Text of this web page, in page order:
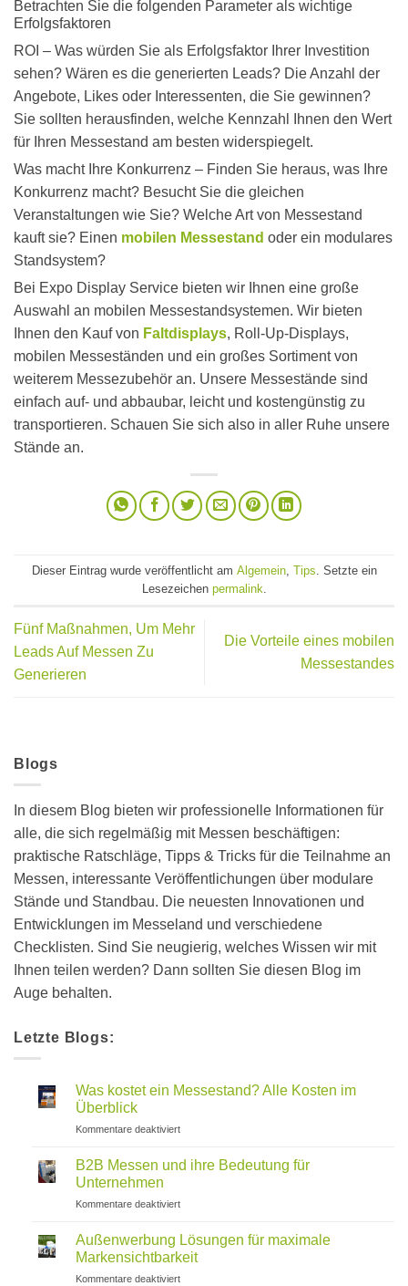
Betrachten Sie die folgenden Parameter als wichtige
Erfolgsfaktoren
ROI – Was würden Sie als Erfolgsfaktor Ihrer Investition
sehen? Wären es die generierten Leads? Die Anzahl der
Angebote, Likes oder Interessenten, die Sie gewinnen?
Sie sollten herausfinden, welche Kennzahl Ihnen den Wert
für Ihren Messestand am besten widerspiegelt.
Was macht Ihre Konkurrenz – Finden Sie heraus, was Ihre
Konkurrenz macht? Besucht Sie die gleichen
Veranstaltungen wie Sie? Welche Art von Messestand
kauft sie? Einen mobilen Messestand oder ein modulares
Standsystem?
Bei Expo Display Service bieten wir Ihnen eine große
Auswahl an mobilen Messestandsystemen. Wir bieten
Ihnen den Kauf von Faltdisplays, Roll-Up-Displays,
mobilen Messeständen und ein großes Sortiment von
weiterem Messezubehör an. Unsere Messestände sind
einfach auf- und abbaubar, leicht und kostengünstig zu
transportieren. Schauen Sie sich also in aller Ruhe unsere
Stände an.
Dieser Eintrag wurde veröffentlicht am Algemein, Tips . Setzte ein
Lesezeichen permalink
Fünf Maßnahmen, Um Mehr
Leads Auf Messen Zu
Generieren
Die Vorteile eines mobilen
Messestandes
Blogs
In diesem Blog bieten wir professionelle Informationen für
alle, die sich regelmäßig mit Messen beschäftigen:
praktische Ratschläge, Tipps & Tricks für die Teilnahme an
Messen, interessante Veröffentlichungen über modulare
Stände und Standbau. Die neuesten Innovationen und
Entwicklungen im Messeland und verschiedene
Checklisten. Sind Sie neugierig, welches Wissen wir mit
Ihnen teilen werden? Dann sollten Sie diesen Blog im
Auge behalten.
Letzte Blogs:
Was kostet ein Messestand? Alle Kosten im
Überblick
Kommentare deaktiviertfür
kostet
Alle
im
Überblick
B2B Messen und ihre Bedeutung für
Unternehmen
Kommentare deaktiviertfür
Messen
und
ihre
Bedeutung
Außenwerbung Lösungen für maximale
Markensichtbarkeit
Kommentare deaktiviertfür